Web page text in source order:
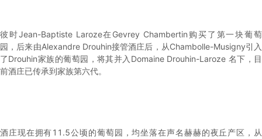
彼时Jean-Baptiste Laroze在Gevrey Chambertin购买了第一块葡萄
园，后来由Alexandre Drouhin接管酒庄后，从Chambolle-Musigny引入
了Drouhin家族的葡萄园，将其并入Domaine Drouhin-Laroze 名下，目
前酒庄已传承到家族第六代。
酒庄现在拥有11.5公顷的葡萄园，均坐落在声名赫赫的夜丘产区，从